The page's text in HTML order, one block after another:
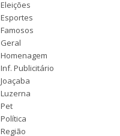
Eleições
Esportes
Famosos
Geral
Homenagem
Inf. Publicitário
Joaçaba
Luzerna
Pet
Política
Região